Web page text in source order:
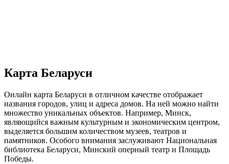
Карта Беларуси
Онлайн карта Беларуси в отличном качестве отображает
названия городов, улиц и адреса домов. На ней можно найти
множество уникальных объектов. Например, Минск,
являющийся важным культурным и экономическим центром,
выделяется большим количеством музеев, театров и
памятников. Особого внимания заслуживают Национальная
библиотека Беларуси, Минский оперный театр и Площадь
Победы.